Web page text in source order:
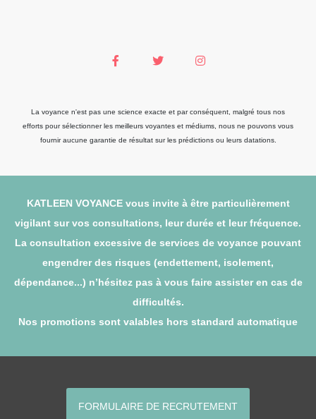
La voyance n'est pas une science exacte et par conséquent, malgré tous nos
efforts pour sélectionner les meilleurs voyantes et médiums, nous ne pouvons vous
fournir aucune garantie de résultat sur les prédictions ou leurs datations.
KATLEEN VOYANCE vous invite à être particulièrement
vigilant sur vos consultations, leur durée et leur fréquence.
La consultation excessive de services de voyance pouvant
engendrer des risques (endettement, isolement,
dépendance...) n’hésitez pas à vous faire assister en cas de
difficultés.
Nos promotions sont valables hors standard automatique
FORMULAIRE DE RECRUTEMENT